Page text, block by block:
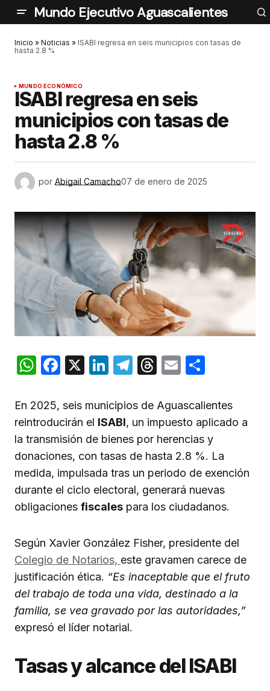
Mundo Ejecutivo Aguascalientes
Inicio » Noticias » ISABI regresa en seis municipios con tasas de
hasta 2.8 %
MUNDO ECONÓMICO
ISABI regresa en seis
municipios con tasas de
hasta 2.8 %
por Abigail Camacho07 de enero de 2025
WhatsApp
Facebook
X LinkedIn
Telegram
Threads
Email
En 2025, seis municipios de Aguascalientes
reintroducirán el ISABI, un impuesto aplicado a
la transmisión de bienes por herencias y
donaciones, con tasas de hasta 2.8 %. La
medida, impulsada tras un periodo de exención
durante el ciclo electoral, generará nuevas
obligaciones fiscales para los ciudadanos.
Según Xavier González Fisher, presidente del
Colegio de Notarios, este gravamen carece de
justificación ética. “Es inaceptable que el fruto
del trabajo de toda una vida, destinado a la
familia, se vea gravado por las autoridades,”
expresó el líder notarial.
Tasas y alcance del ISABI